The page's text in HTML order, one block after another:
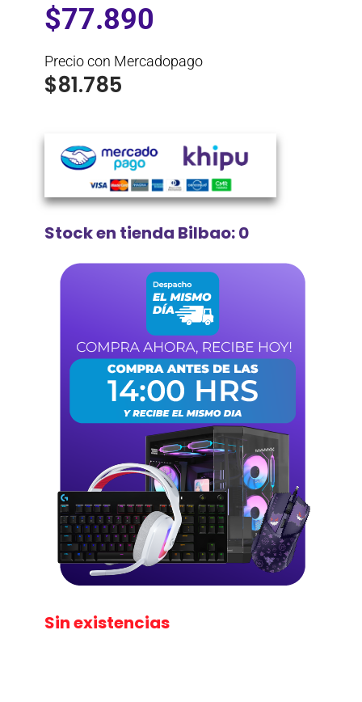
$77.890
Precio con Mercadopago
$81.785
Stock en tienda Bilbao: 0
Sin existencias